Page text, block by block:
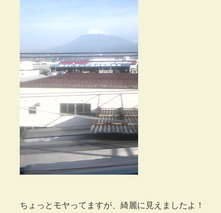
ちょっとモヤってますが、綺麗に見えましたよ！